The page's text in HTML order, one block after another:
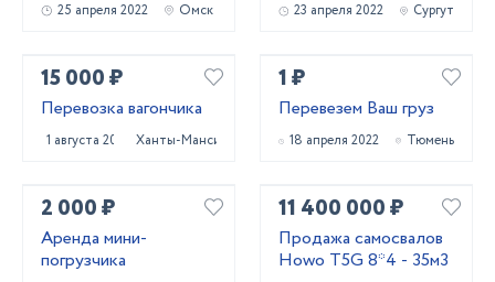
25 апреля 2022 Омск 23 апреля 2022 Сургут
15 000 ₽
Перевозка вагончика
1 августа 2024 Ханты-Мансийск
1 ₽
Перевезем Ваш груз
18 апреля 2022 Тюмень
2 000 ₽
Аренда мини-
погрузчика
11 400 000 ₽
Продажа самосвалов
Howo T5G 8*4 - 35м3